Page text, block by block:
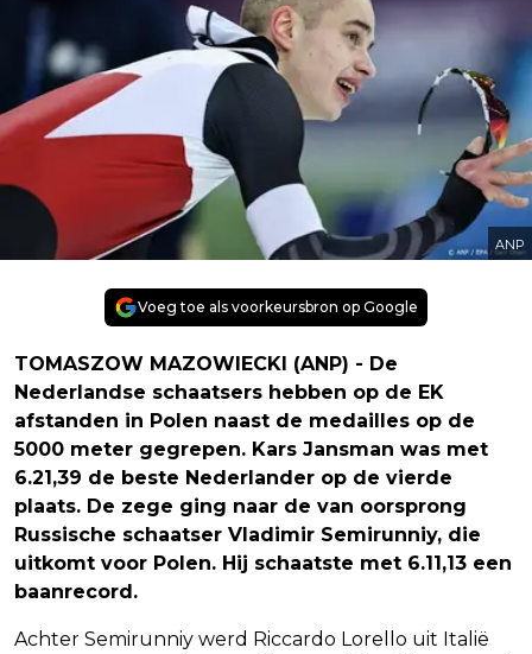
ANP
Voeg toe als voorkeursbron op Google
TOMASZOW MAZOWIECKI (ANP) - De
Nederlandse schaatsers hebben op de EK
afstanden in Polen naast de medailles op de
5000 meter gegrepen. Kars Jansman was met
6.21,39 de beste Nederlander op de vierde
plaats. De zege ging naar de van oorsprong
Russische schaatser Vladimir Semirunniy, die
uitkomt voor Polen. Hij schaatste met 6.11,13 een
baanrecord.
Achter Semirunniy werd Riccardo Lorello uit Italië